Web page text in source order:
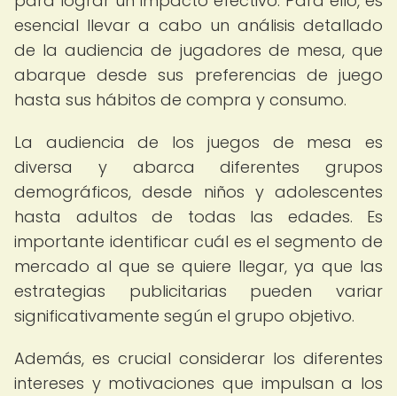
esencial llevar a cabo un análisis detallado
de la audiencia de jugadores de mesa, que
abarque desde sus preferencias de juego
hasta sus hábitos de compra y consumo.
La audiencia de los juegos de mesa es
diversa y abarca diferentes grupos
demográficos, desde niños y adolescentes
hasta adultos de todas las edades. Es
importante identificar cuál es el segmento de
mercado al que se quiere llegar, ya que las
estrategias publicitarias pueden variar
significativamente según el grupo objetivo.
Además, es crucial considerar los diferentes
intereses y motivaciones que impulsan a los